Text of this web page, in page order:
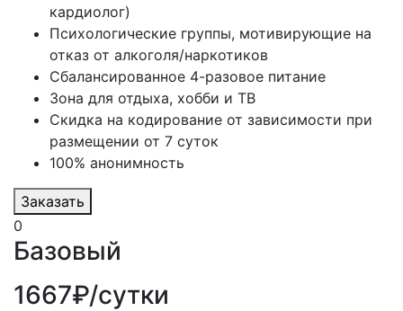
кардиолог)
Психологические группы, мотивирующие на
отказ от алкоголя/наркотиков
Сбалансированное 4-разовое питание
Зона для отдыха, хобби и ТВ
Скидка на кодирование от зависимости при
размещении от 7 суток
100% анонимность
Заказать
0
Базовый
1667₽/сутки